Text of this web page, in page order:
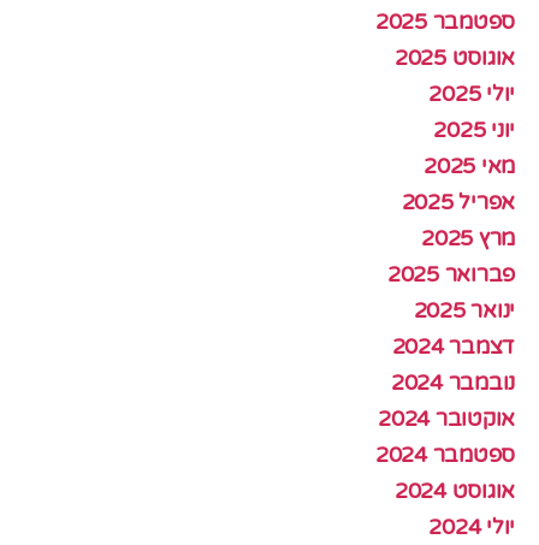
ספטמבר 2025
אוגוסט 2025
יולי 2025
יוני 2025
מאי 2025
אפריל 2025
מרץ 2025
פברואר 2025
ינואר 2025
דצמבר 2024
נובמבר 2024
אוקטובר 2024
ספטמבר 2024
אוגוסט 2024
יולי 2024